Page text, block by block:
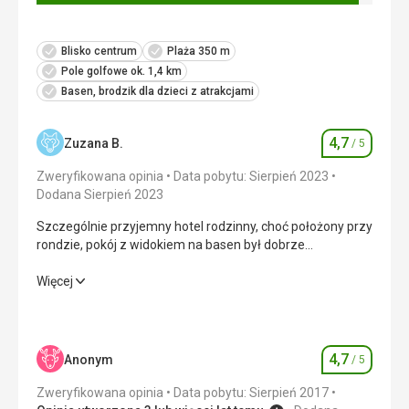
Blisko centrum
Plaża 350 m
Pole golfowe ok. 1,4 km
Basen, brodzik dla dzieci z atrakcjami
Zuzana B. Ocena
4,7 / 5
Zweryfikowana opinia
Data pobytu: Sierpień 2023
Dodana Sierpień 2023
Szczególnie przyjemny hotel rodzinny, choć położony przy
rondzie, pokój z widokiem na basen był dobrze
Szczególnie przyjemny hotel rodzinny, choć położony przy
Wyżywienie 4,0/ 5
Zakwaterowanie
Więcej
Anonym Ocena
4,7 / 5
Zweryfikowana opinia
Data pobytu: Sierpień 2017